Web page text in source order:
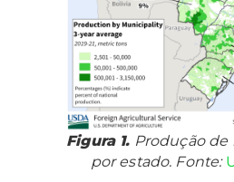
Figura 1. Produção de
por estado. Fonte: